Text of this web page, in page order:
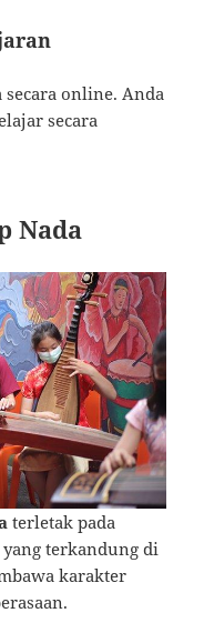
online. Anda
secara
Nada
terletak pada
terkandung di
karakter